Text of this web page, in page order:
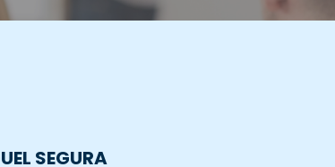
SEGURA